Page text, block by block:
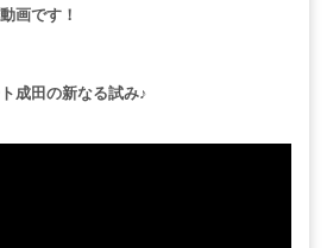
画です！
成田の新なる試み♪